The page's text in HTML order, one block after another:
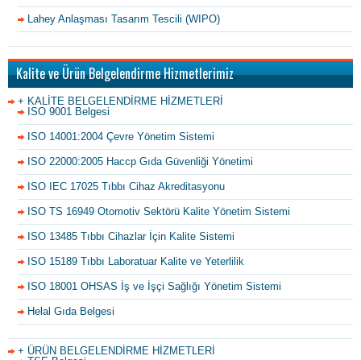
Lahey Anlaşması Tasarım Tescili (WIPO)
Kalite ve Ürün Belgelendirme Hizmetlerimiz
+ KALİTE BELGELENDİRME HİZMETLERİ
ISO 9001 Belgesi
ISO 14001:2004 Çevre Yönetim Sistemi
ISO 22000:2005 Haccp Gıda Güvenliği Yönetimi
ISO IEC 17025 Tıbbı Cihaz Akreditasyonu
ISO TS 16949 Otomotiv Sektörü Kalite Yönetim Sistemi
ISO 13485 Tıbbı Cihazlar İçin Kalite Sistemi
ISO 15189 Tıbbı Laboratuar Kalite ve Yeterlilik
ISO 18001 OHSAS İş ve İşçi Sağlığı Yönetim Sistemi
Helal Gıda Belgesi
+ ÜRÜN BELGELENDİRME HİZMETLERİ